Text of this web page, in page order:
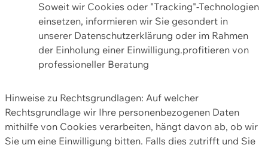
Soweit wir Cookies oder "Tracking"-Technologien
einsetzen, informieren wir Sie gesondert in
unserer Datenschutzerklärung oder im Rahmen
der Einholung einer Einwilligung.profitieren von
professioneller Beratung
Hinweise zu Rechtsgrundlagen: Auf welcher
Rechtsgrundlage wir Ihre personenbezogenen Daten
mithilfe von Cookies verarbeiten, hängt davon ab, ob wir
Sie um eine Einwilligung bitten. Falls dies zutrifft und Sie